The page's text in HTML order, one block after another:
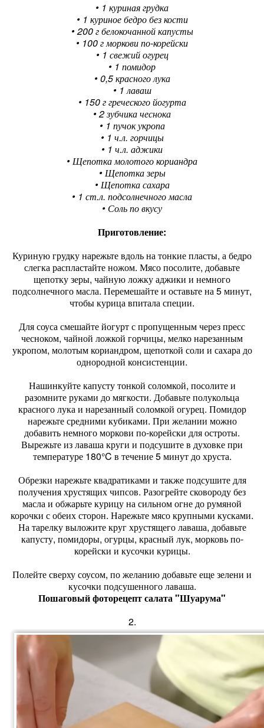
• 1 куриная грудка
• 1 куриное бедро без кости
• 200 г белокочанной капусты
• 100 г моркови по-корейски
• 1 свежий огурец
• 1 помидор
• 0,5 красного лука
• 1 лаваш
• 150 г греческого йогурта
• 2 зубчика чеснока
• 1 пучок укропа
• 1 ч.л. горчицы
• 1 ч.л. аджики
• Щепотка молотого кориандра
• Щепотка зеры
• Щепотка сахара
• 1 ст.л. подсолнечного масла
• Соль по вкусу
Приготовление:
Куриную грудку нарежьте вдоль на тонкие пласты, а бедро
слегка распластайте ножом. Мясо посолите, добавьте
щепотку зеры, чайную ложку аджики и немного
подсолнечного масла. Перемешайте и оставьте на 5 минут,
чтобы курица впитала специи.
Для соуса смешайте йогурт с пропущенным через пресс
чесноком, чайной ложкой горчицы, мелко нарезанным
укропом, молотым кориандром, щепоткой соли и сахара до
однородной консистенции.
Нашинкуйте капусту тонкой соломкой, посолите и
разомните руками до мягкости. Добавьте полукольца
красного лука и нарезанный соломкой огурец. Помидор
нарежьте средними кубиками. При желании можно
добавить немного моркови по-корейски для остроты.
Вырежьте из лаваша круги и подсушите в духовке при
температуре 180°C в течение 5 минут до хруста.
Обрезки нарежьте квадратиками и также подсушите для
получения хрустящих чипсов. Разогрейте сковороду без
масла и обжарьте курицу на сильном огне до румяной
корочки с обеих сторон. Нарежьте мясо крупными кусками.
На тарелку выложите круг хрустящего лаваша, добавьте
капусту, помидоры, огурцы, красный лук, морковь по-
корейски и кусочки курицы.
Полейте сверху соусом, по желанию добавьте еще зелени и
кусочки подсушенного лаваша.
Пошаговый фоторецепт салата "Шуарума"
2.